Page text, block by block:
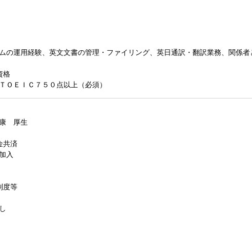
の運用経験、英文文書の管理・ファイリング、英日通訳・翻訳業務、関係者
格
ＯＥＩＣ７５０点以上（必須）
厚生
共済
入
度等